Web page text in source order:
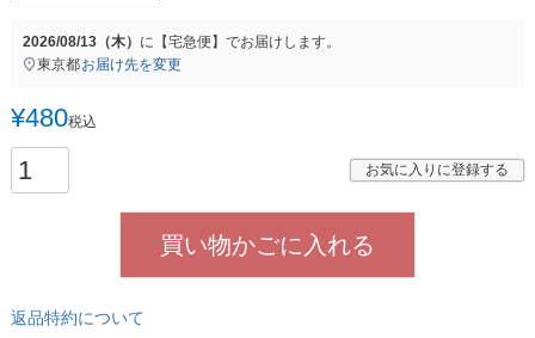
2026/08/13（木） に 【宅急便】 でお届けします。
東京都お届け先を変更
¥480税込
お気に入りに登録する
買い物かごに入れる
返品特約について